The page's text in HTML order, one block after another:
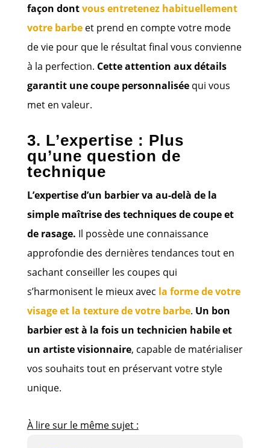
façon dontvous entretenez habituellement
votre barbe et prend en compte votre mode
de vie pour que le résultat final vous convienne
à la perfection. Cette attention aux détails
garantit une coupe personnaliséequi vous
met en valeur.
3. L’expertise : Plus
qu’une question de
technique
L’expertise d’un barbier va au-delà de la
simple maîtrise des techniques de coupe et
de rasage. Il possède une connaissance
approfondie des dernières tendances tout en
sachant conseiller les coupes qui
s’harmonisent le mieux avec la forme de votre
visage et la texture de votre barbe. Un bon
barbier est à la fois un technicien habile et
un artiste visionnaire, capable de matérialiser
vos souhaits tout en préservant votre style
unique.
À lire sur le même sujet :